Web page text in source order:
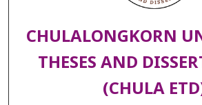
CHULALONGKORN
THESES AND
(CHULA